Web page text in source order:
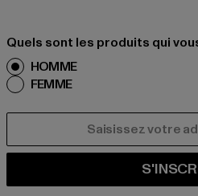
Quels sont les produits qui
HOMME
FEMME